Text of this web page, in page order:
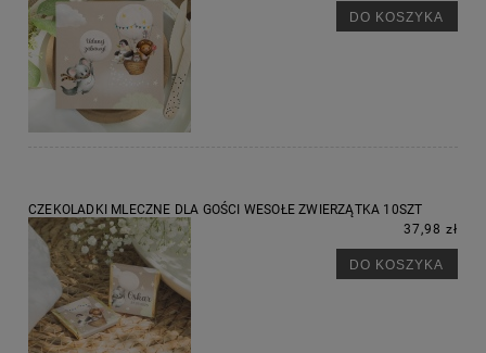
DO KOSZYKA
CZEKOLADKI MLECZNE DLA GOŚCI WESOŁE ZWIERZĄTKA 10SZT
37,98 zł
DO KOSZYKA